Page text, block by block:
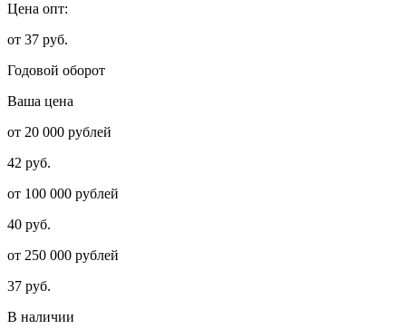
Цена опт:
от 37 руб.
Годовой оборот
Ваша цена
от 20 000 рублей
42 руб.
от 100 000 рублей
40 руб.
от 250 000 рублей
37 руб.
В наличии